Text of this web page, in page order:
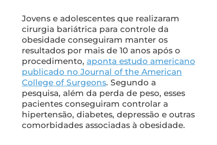
Jovens e adolescentes que realizaram
cirurgia bariátrica para controle da
obesidade conseguiram manter os
resultados por mais de 10 anos após o
procedimento, aponta estudo americano
publicado no Journal of the American
College of Surgeons. Segundo a
pesquisa, além da perda de peso, esses
pacientes conseguiram controlar a
hipertensão, diabetes, depressão e outras
comorbidades associadas à obesidade.